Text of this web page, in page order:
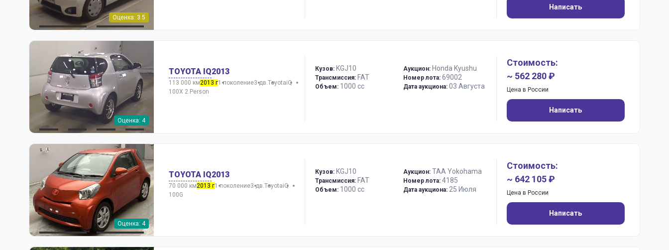
Оценка: 3.5
Написать
Оценка: 4
TOYOTA IQ2013
113 000 км2013 г1 поколение3 дв.ToyotaiQ
100X 2 Person
Кузов: KGJ10
Трансмиссия: FAT
Объем: 1000 сс
Аукцион: Honda Kyushu
Номер лота: 69002
Дата аукциона: 03 Августа
Стоимость:
~ 562 280 ₽
Цена в России
Написать
Оценка: 4
TOYOTA IQ2013
70 000 км2013 г1 поколение3 дв.ToyotaiQ
100G
Кузов: KGJ10
Трансмиссия: FAT
Объем: 1000 сс
Аукцион: TAA Yokohama
Номер лота: 4185
Дата аукциона: 25 Июля
Стоимость:
~ 642 105 ₽
Цена в России
Написать